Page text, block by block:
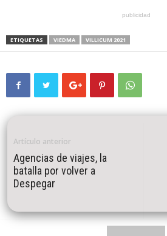
publicidad
ETIQUETAS VIEDMA VILLICUM 2021
Artículo anterior
Agencias de viajes, la
batalla por volver a
Despegar